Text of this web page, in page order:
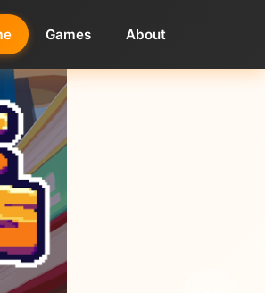
Games About